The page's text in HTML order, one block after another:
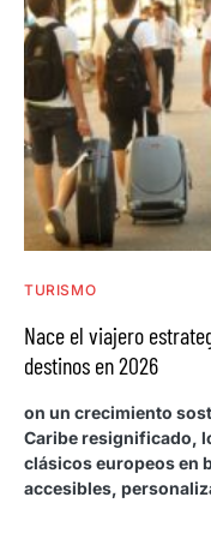
TURISMO
Nace el viajero
destinos en 2026
on un crecimiento
Caribe resignificado,
clásicos europeos en
accesibles,